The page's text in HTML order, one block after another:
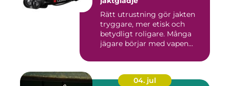
Rätt utrustning gör jakten
tryggare, mer etisk och
betydligt roligare. Många
jägare börjar med vapen...
04. jul